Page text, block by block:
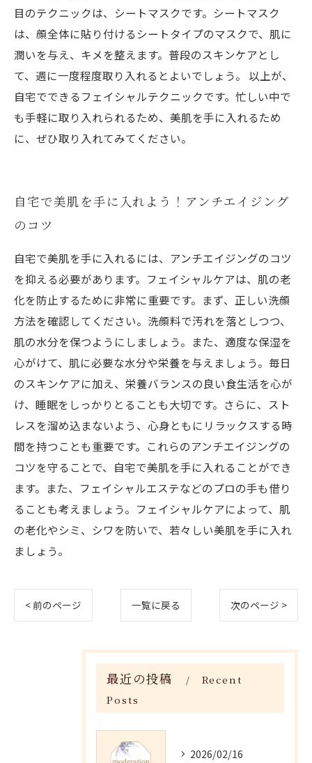
目のテクニックは、シートマスクです。シートマスク
は、顔全体に貼り付けるシートタイプのマスクで、肌に
潤いを与え、キメを整えます。普段のスキンケアとし
て、週に一度程度取り入れるとよいでしょう。 以上が、
自宅でできるフェイシャルテクニックです。忙しい中で
も手軽に取り入れられるため、美肌を手に入れるため
に、ぜひ取り入れてみてください。
自宅で美肌を手に入れよう！アンチエイジング
のコツ
自宅で美肌を手に入れるには、アンチエイジングのコツ
を抑える必要があります。フェイシャルケアは、肌の老
化を防止するために非常に重要です。まず、正しい洗顔
方法を確認してください。洗顔料で汚れを落としつつ、
肌の水分を保つようにしましょう。また、適度な保湿を
心がけて、肌に必要な水分や栄養を与えましょう。毎日
のスキンケアに加え、栄養バランスの良い食生活を心が
け、睡眠をしっかりとることも大切です。さらに、スト
レスを溜め込まないよう、心身ともにリラックスする時
間を持つことも重要です。これらのアンチエイジングの
コツを守ることで、自宅で美肌を手に入れることができ
ます。また、フェイシャルエステなどのプロの手も借り
ることも考えましょう。フェイシャルケアによって、肌
の老化やシミ、シワを防いで、若々しい美肌を手に入れ
ましょう。
< 前のページ 一覧に戻る 次のページ >
最近の投稿
Recent
Posts
2026/02/16